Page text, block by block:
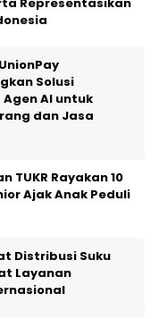
Solusi
AI untuk
dan Jasa
TUKR Rayakan 10
Ajak Anak Peduli
Distribusi Suku
Layanan